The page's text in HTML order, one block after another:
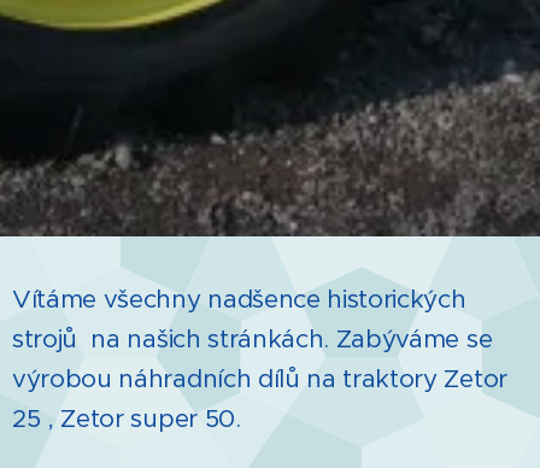
Vítáme všechny nadšence historických
strojů na našich stránkách. Zabýváme se
výrobou náhradních dílů na traktory Zetor
25 , Zetor super 50.